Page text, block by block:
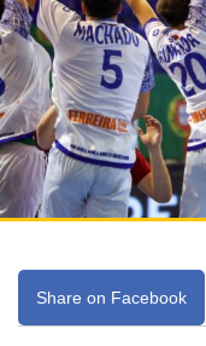
Share on Facebook